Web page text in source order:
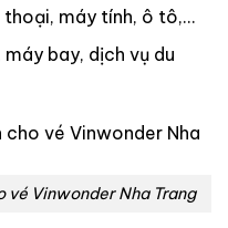
máy tính, ô tô,…
máy bay, dịch vụ du
vé Vinwonder Nha Trang